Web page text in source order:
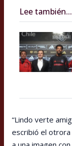
Lee también...
“Lindo verte
escribió el